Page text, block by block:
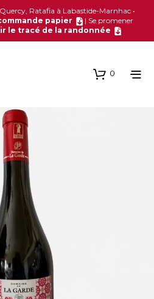
Ratafia à Labastide-Marnhac •
papier
| Se promener
le tracé de la randonnée
0